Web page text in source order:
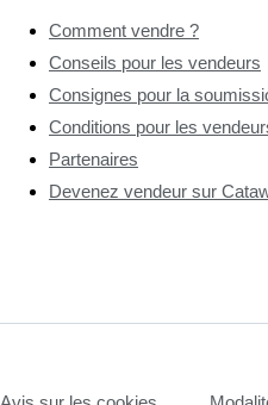
Comment vendre ?
Conseils pour les vendeurs
Consignes pour la
Conditions pour les
Partenaires
Devenez vendeur sur